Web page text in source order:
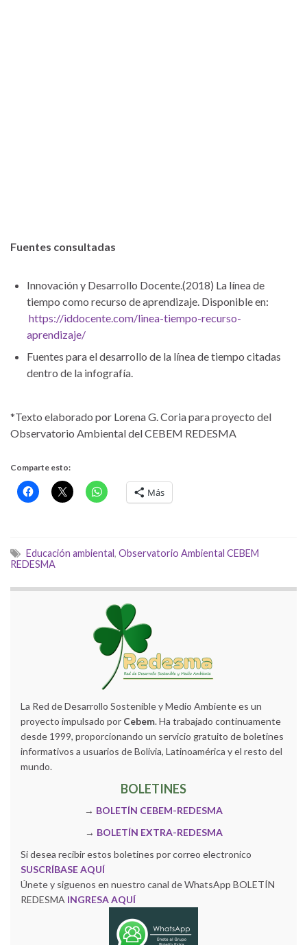
Fuentes consultadas
Innovación y Desarrollo Docente.(2018) La línea de
tiempo como recurso de aprendizaje. Disponible en:
https://iddocente.com/linea-tiempo-recurso-
aprendizaje/
Fuentes para el desarrollo de la línea de tiempo citadas
dentro de la infografía.
*Texto elaborado por Lorena G. Coria para proyecto del
Observatorio Ambiental del CEBEM REDESMA
Comparte esto:
Más
Educación ambiental, Observatorio Ambiental CEBEM
REDESMA
La Red de Desarrollo Sostenible y Medio Ambiente es un
proyecto impulsado por Cebem. Ha trabajado continuamente
desde 1999, proporcionando un servicio gratuito de boletines
informativos a usuarios de Bolivia, Latinoamérica y el resto del
mundo.
BOLETINES
→ BOLETÍN CEBEM-REDESMA
→ BOLETÍN EXTRA-REDESMA
Si desea recibir estos boletines por correo electronico
SUSCRÍBASE AQUÍ
Únete y siguenos en nuestro canal de WhatsApp BOLETÍN
REDESMA INGRESA AQUÍ